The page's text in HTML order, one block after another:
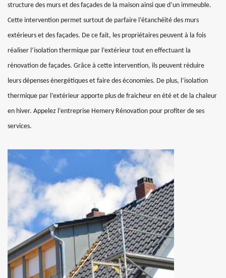
structure des murs et des façades de la maison ainsi que d’un immeuble.
Cette intervention permet surtout de parfaire l’étanchéité des murs
extérieurs et des façades. De ce fait, les propriétaires peuvent à la fois
réaliser l’isolation thermique par l’extérieur tout en effectuant la
rénovation de façades. Grâce à cette intervention, ils peuvent réduire
leurs dépenses énergétiques et faire des économies. De plus, l’isolation
thermique par l’extérieur apporte plus de fraicheur en été et de la chaleur
en hiver. Appelez l’entreprise Hemery Rénovation pour profiter de ses
services.